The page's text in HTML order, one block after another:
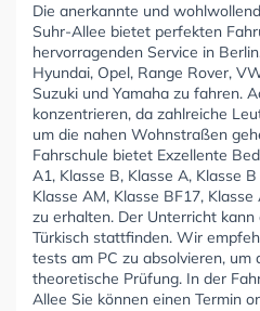
Die anerkannte und
Suhr-Allee bietet perfekten
hervorragenden Service in
Hyundai, Opel, Range Rover,
Suzuki und Yamaha zu fahren.
konzentrieren, da zahlreiche
um die nahen Wohnstraßen
Fahrschule bietet Exzellente
A1, Klasse B, Klasse A, Klasse
Klasse AM, Klasse BF17,
zu erhalten. Der Unterricht
Türkisch stattfinden. Wir
tests am PC zu absolvieren, um
theoretische Prüfung. In der
Allee Sie können einen Termin